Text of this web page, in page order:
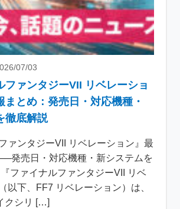
07/03
ファンタジーVII リベレーショ
まとめ：発売日・対応機種・
徹底解説
ァンタジーVII リベレーション』最
発売日・対応機種・新システムを
ファイナルファンタジーVII リベ
以下、FF7 リベレーション）は、
クシリ […]